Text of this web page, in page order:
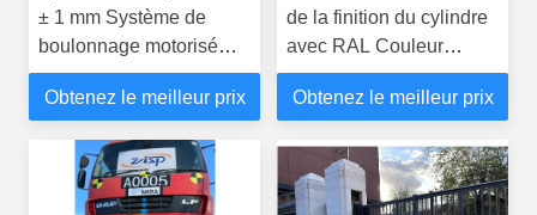
± 1 mm Système de
boulonnage motorisé
Traitement anticorrosion
et finition de couleur
Obtenez le meilleur prix
de la finition du cylindre
avec RAL Couleur
Bollards à élévation
automatique
Obtenez le meilleur prix